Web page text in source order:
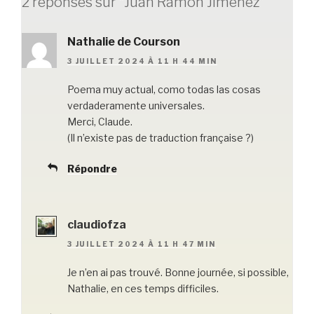
Nathalie de Courson
3 JUILLET 2024 À 11 H 44 MIN
Poema muy actual, como todas las cosas
verdaderamente universales.
Merci, Claude.
(Il n’existe pas de traduction française ?)
Répondre
claudiofza
3 JUILLET 2024 À 11 H 47 MIN
Je n’en ai pas trouvé. Bonne journée, si possible,
Nathalie, en ces temps difficiles.